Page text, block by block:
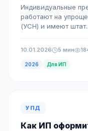
Индивидуальные
работают на
(УСН) и имеют
10.01.2026 5 мин
2026 Для ИП
УПД
Как ИП